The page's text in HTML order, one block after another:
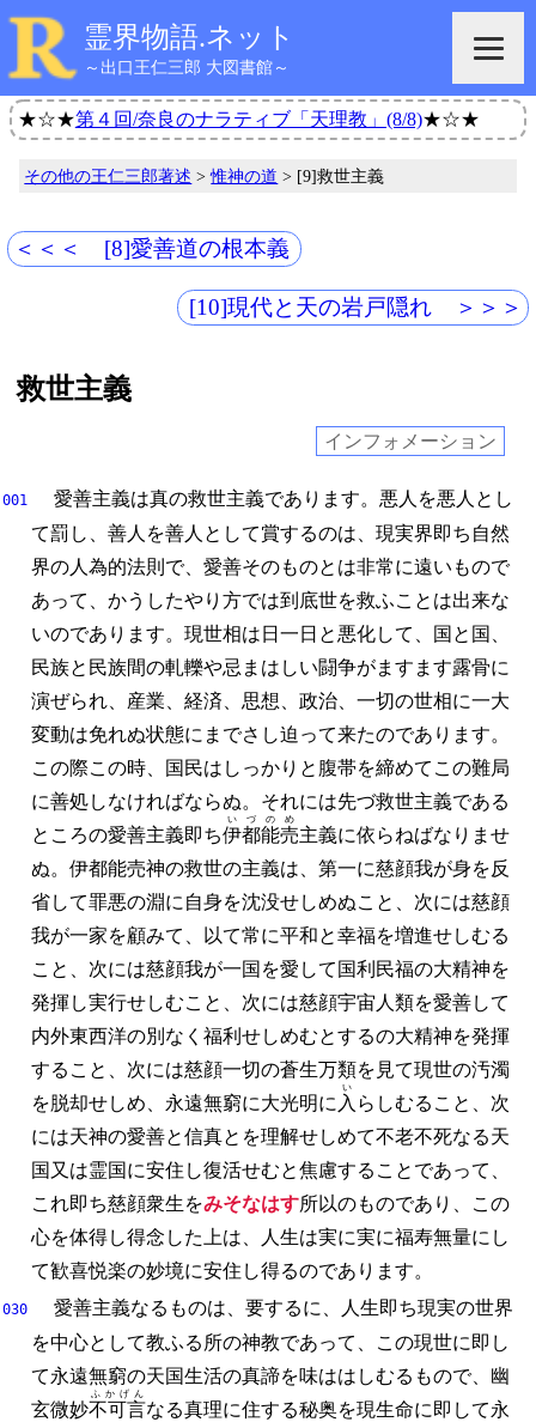
霊界物語.ネット
～出口王仁三郎 大図書館～
★☆★第４回/奈良のナラティブ「天理教」(8/8)★☆★
その他の王仁三郎著述 >惟神の道 > [9]救世主義
＜＜＜ [8]愛善道の根本義
[10]現代と天の岩戸隠れ ＞＞＞
救世主義
インフォメーション
001 愛善主義は真の救世主義であります。 悪人を悪人とし
て罰し、 善人を善人として賞するのは、 現実界即ち自然
界の人為的法則で、 愛善そのものとは非常に遠いもので
あって、 かうしたやり方では到底世を救ふことは出来な
いのであります。 現世相は日一日と悪化して、
国と国、
民族と民族間の軋轢や忌まはしい闘争がますます露骨に
演ぜられ、 産業、 経済、 思想、 政治、 一切の世相に一大
変動は免れぬ状態にまでさし迫って来たのであります。
この際この時、
国民はしっかりと腹帯を締めてこの難局
に善処しなければならぬ。 それには先づ救世主義である
ところの愛善主義即ち伊都能売
いづのめ
主義に依らねばなりませ
ぬ。 伊都能売神の救世の主義は、 第一に慈顔我が身を反
省して罪悪の淵に自身を沈没せしめぬこと、 次には慈顔
我が一家を顧みて、
以て常に平和と幸福を増進せしむる
こと、 次には慈顔我が一国を愛して国利民福の大精神を
発揮し実行せしむこと、 次には慈顔宇宙人類を愛善して
内外東西洋の別なく福利せしめむとするの大精神を発揮
すること、 次には慈顔一切の蒼生万類を見て現世の汚濁
を脱却せしめ、 永遠無窮に大光明に 入
い
らしむること、 次
には天神の愛善と信真とを理解せしめて不老不死なる天
国又は霊国に安住し復活せむと焦慮することであって、
これ即ち慈顔衆生をみそなはす所以のものであり、
この
心を体得し得念した上は、
人生は実に実に福寿無量にし
て歓喜悦楽の妙境に安住し得るのであります。
030 愛善主義なるものは、要するに、
人生即ち現実の世界
を中心として教ふる所の神教であって、
この現世に即し
て永遠無窮の天国生活の真諦を味ははしむるもので、 幽
玄微妙不可言
ふかげん
なる真理に住する秘奥を現生命に即して永